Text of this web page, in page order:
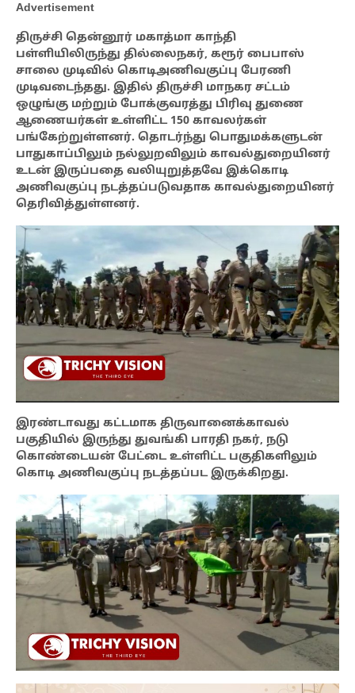
Advertisement
திருச்சி தென்னூர் மகாத்மா காந்தி
பள்ளியிலிருந்து தில்லைநகர், கரூர் பைபாஸ்
சாலை முடிவில் கொடிஅணிவகுப்பு பேரணி
முடிவடைந்தது. இதில் திருச்சி மாநகர சட்டம்
ஒழுங்கு மற்றும் போக்குவரத்து பிரிவு துணை
ஆணையர்கள் உள்ளிட்ட 150 காவலர்கள்
பங்கேற்றுள்ளனர். தொடர்ந்து பொதுமக்களுடன்
பாதுகாப்பிலும் நல்லுறவிலும் காவல்துறையினர்
உடன் இருப்பதை வலியுறுத்தவே இக்கொடி
அணிவகுப்பு நடத்தப்படுவதாக காவல்துறையினர்
தெரிவித்துள்ளனர்.
இரண்டாவது கட்டமாக திருவானைக்காவல்
பகுதியில் இருந்து துவங்கி பாரதி நகர், நடு
கொண்டையன் பேட்டை உள்ளிட்ட பகுதிகளிலும்
கொடி அணிவகுப்பு நடத்தப்பட இருக்கிறது.